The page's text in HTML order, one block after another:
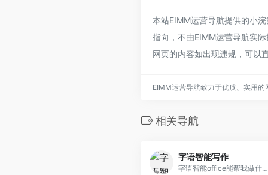
本站EIMM运营导航提供的小
指向，不由EIMM运营导航实
网页的内容如出现违规，可以
EIMM运营导航致力于优质、实用
相关导航
字语智能写作
字语智能office能帮我做什么...